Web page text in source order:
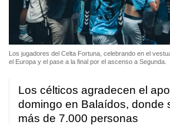
Los jugadores del Celta Fortuna, celebrando en el
el Europa y el pase a la final por el ascenso a Segunda.
Los célticos agradecen el
domingo en Balaídos, donde
más de 7.000 personas